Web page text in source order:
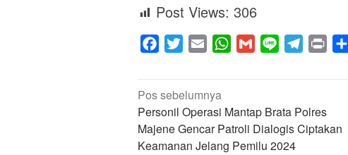
Post Views: 306
Facebook
Twitter Email WhatsApp
Gmail Line Telegram
Print
Navigasi
pos
Pos sebelumnya
Personil Operasi Mantap Brata Polres
Majene Gencar Patroli Dialogis Ciptakan
Keamanan Jelang Pemilu 2024